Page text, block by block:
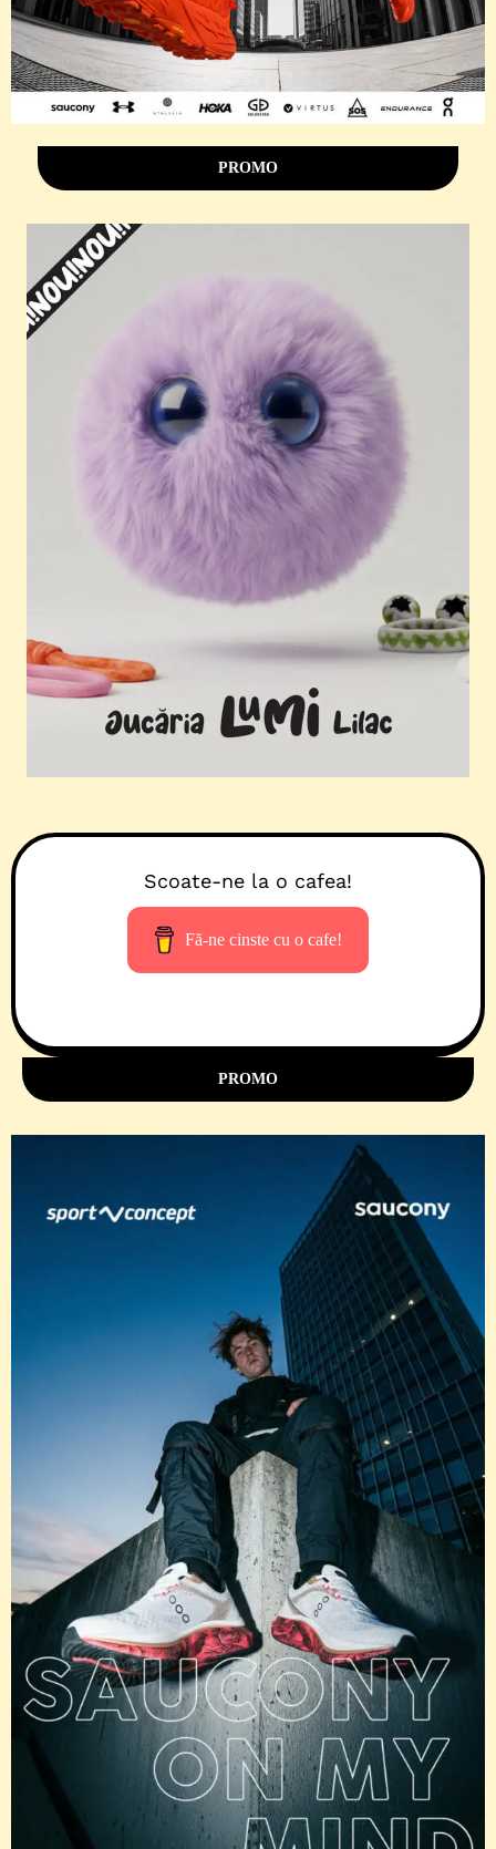
PROMO
Scoate-ne la o cafea!
Fă-ne cinste cu o cafe!
PROMO